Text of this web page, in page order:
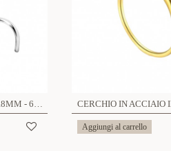
STUD PER NASO SFERA 0.8MM - 6621124079891/79907/83331
Aggiungi al carrello